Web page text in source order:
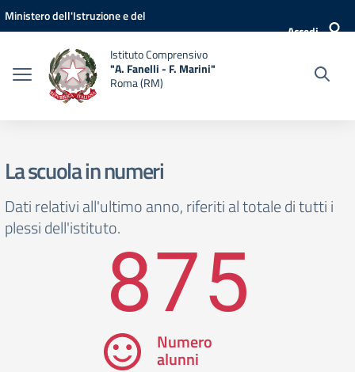
Vai ai contenuti
Vai al menu di navigazione
Vai al footer
Ministero dell'Istruzione e del
Accedi
Istituto Comprensivo
"A. Fanelli - F. Marini"
Roma (RM)
La scuola in numeri
Dati relativi all'ultimo anno, riferiti al totale di tutti i
plessi dell'istituto.875
Numero
alunni